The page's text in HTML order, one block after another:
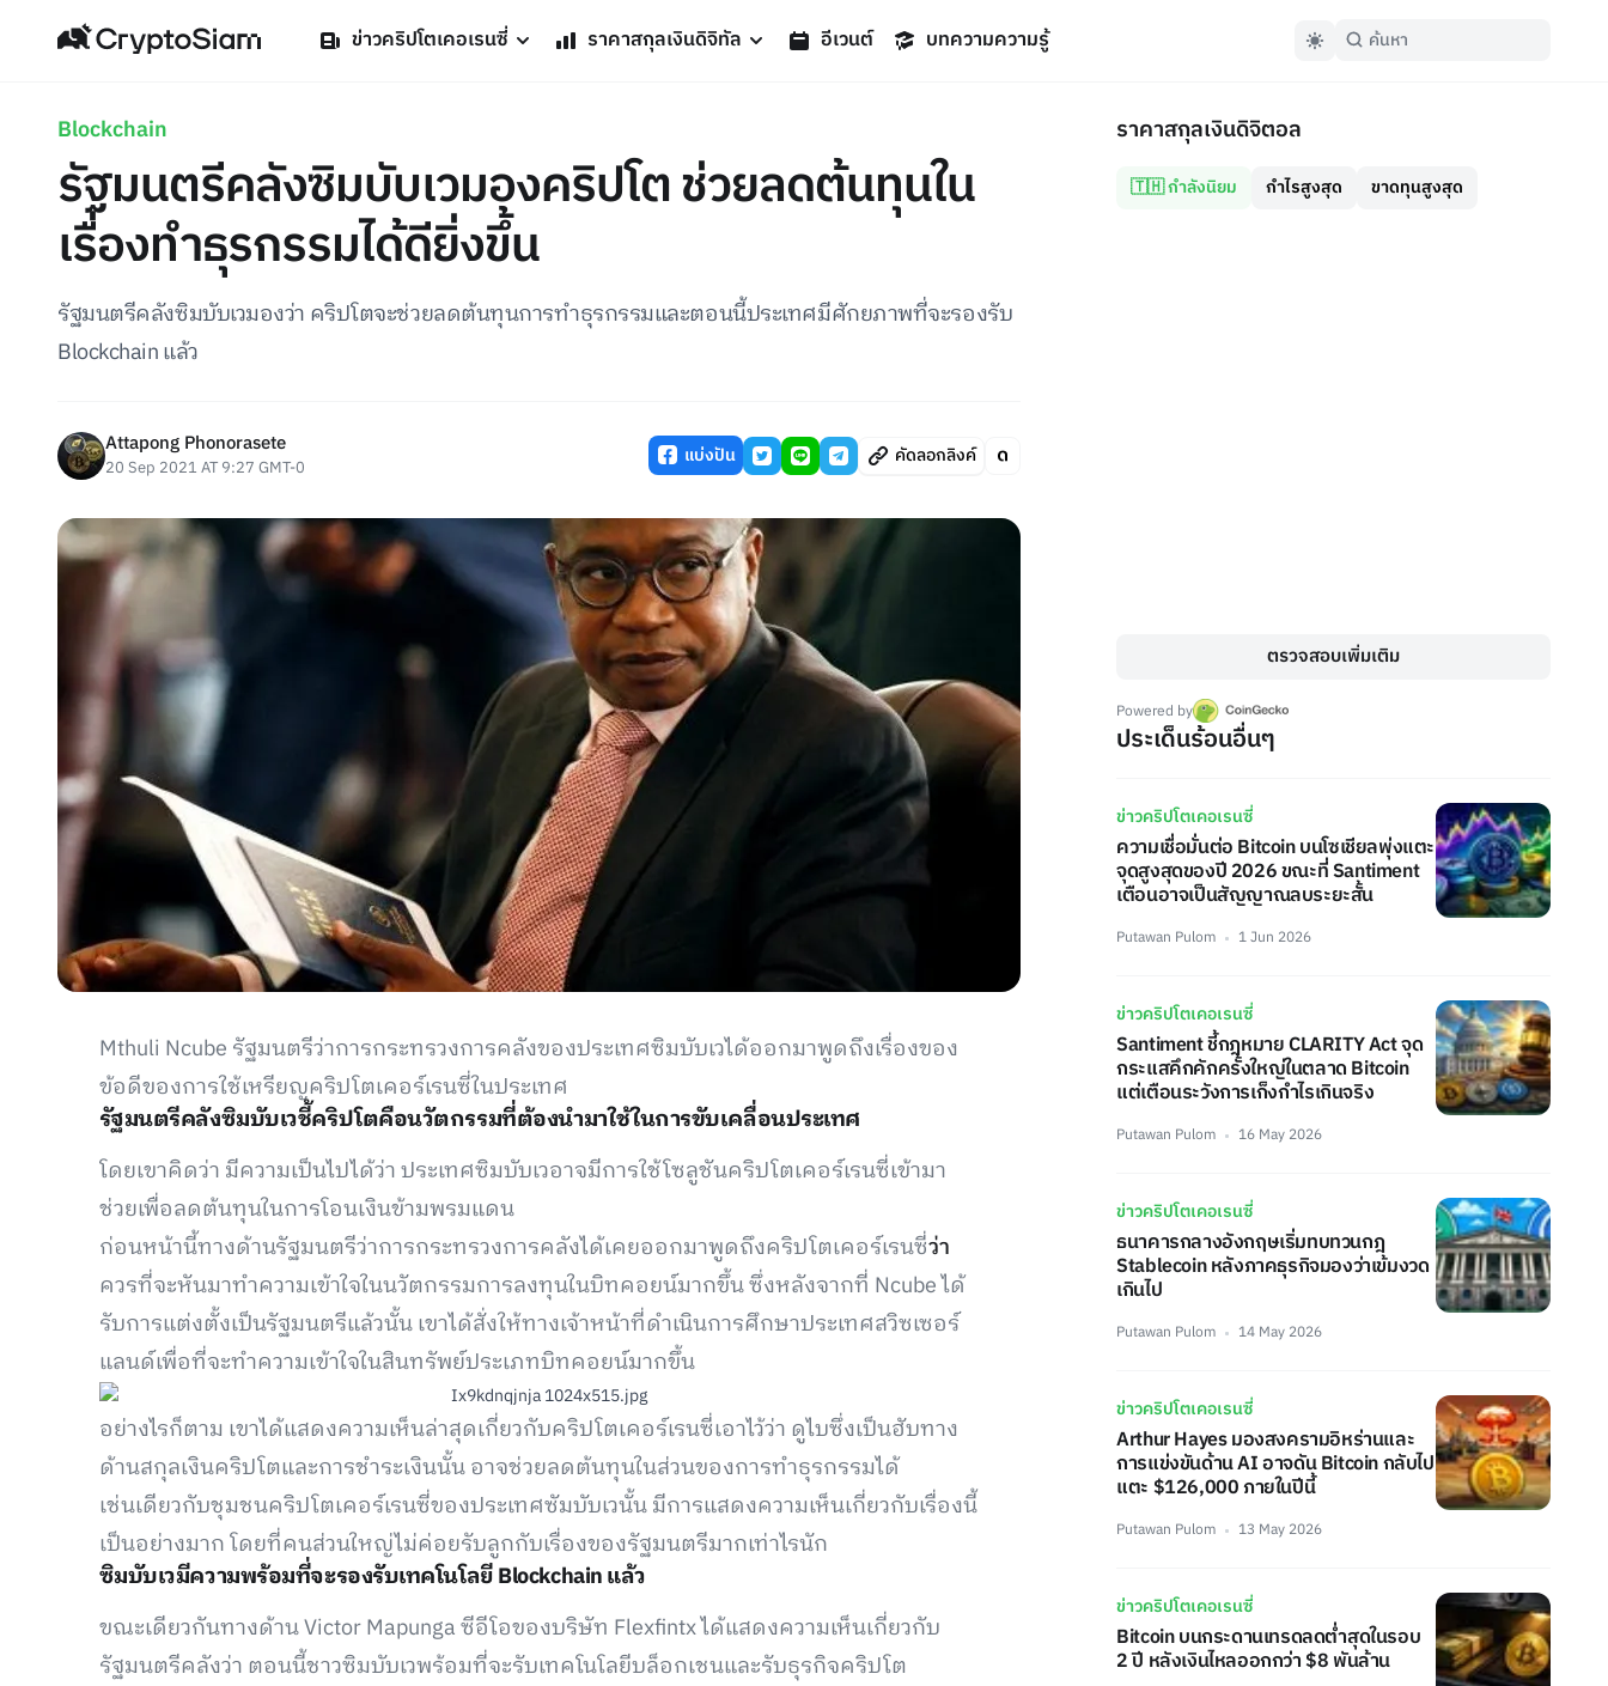
ข่าวคริปโตเคอเรนซี่ ราคาสกุลเงินดิจิทัล อีเวนต์ บทความความรู้
Blockchain
รัฐมนตรีคลังซิมบับเวมองคริปโต ช่วยลดต้นทุนใน
เรื่องทำธุรกรรมได้ดียิ่งขึ้น
รัฐมนตรีคลังซิมบับเวมองว่า คริปโตจะช่วยลดต้นทุนการทำธุรกรรมและตอนนี้ประเทศมีศักยภาพที่จะรองรับ
Blockchain แล้ว
Attapong Phonorasete
20 Sep 2021 AT 9:27 GMT-0 แบ่งปัน คัดลอกลิงค์
Mthuli Ncube รัฐมนตรีว่าการกระทรวงการคลังของประเทศซิมบับเวได้ออกมาพูดถึงเรื่องของ
ข้อดีของการใช้เหรียญคริปโตเคอร์เรนซี่ในประเทศ
รัฐมนตรีคลังซิมบับเวชี้คริปโตคือนวัตกรรมที่ต้องนำมาใช้ในการขับเคลื่อนประเทศ
โดยเขาคิดว่า มีความเป็นไปได้ว่า ประเทศซิมบับเวอาจมีการใช้โซลูชันคริปโตเคอร์เรนซี่เข้ามา
ช่วยเพื่อลดต้นทุนในการโอนเงินข้ามพรมแดน
ก่อนหน้านี้ทางด้านรัฐมนตรีว่าการกระทรวงการคลังได้เคยออกมาพูดถึงคริปโตเคอร์เรนซี่ว่า
ควรที่จะหันมาทำความเข้าใจในนวัตกรรมการลงทุนในบิทคอยน์มากขึ้น ซึ่งหลังจากที่ Ncube ได้
รับการแต่งตั้งเป็นรัฐมนตรีแล้วนั้น เขาได้สั่งให้ทางเจ้าหน้าที่ดำเนินการศึกษาประเทศสวิซเซอร์
แลนด์เพื่อที่จะทำความเข้าใจในสินทรัพย์ประเภทบิทคอยน์มากขึ้น
อย่างไรก็ตาม เขาได้แสดงความเห็นล่าสุดเกี่ยวกับคริปโตเคอร์เรนซี่เอาไว้ว่า ดูไบซึ่งเป็นฮับทาง
ด้านสกุลเงินคริปโตและการชำระเงินนั้น อาจช่วยลดต้นทุนในส่วนของการทำธุรกรรมได้
เช่นเดียวกับชุมชนคริปโตเคอร์เรนซี่ของประเทศซัมบับเวนั้น มีการแสดงความเห็นเกี่ยวกับเรื่องนี้
เป็นอย่างมาก โดยที่คนส่วนใหญ่ไม่ค่อยรับลูกกับเรื่องของรัฐมนตรีมากเท่าไรนัก
ซิมบับเวมีความพร้อมที่จะรองรับเทคโนโลยี Blockchain แล้ว
ขณะเดียวกันทางด้าน Victor Mapunga ซีอีโอของบริษัท Flexfintx ได้แสดงความเห็นเกี่ยวกับ
รัฐมนตรีคลังว่า ตอนนี้ชาวซิมบับเวพร้อมที่จะรับเทคโนโลยีบล็อกเชนและรับธุรกิจคริปโต
ราคาสกุลเงินดิจิตอล
🇹🇭 กำลังนิยม กำไรสูงสุด ขาดทุนสูงสุด
ตรวจสอบเพิ่มเติม
Powered by
ประเด็นร้อนอื่นๆ
ข่าวคริปโตเคอเรนซี่
ความเชื่อมั่นต่อ Bitcoin บนโซเชียลพุ่งแตะ
จุดสูงสุดของปี 2026 ขณะที่ Santiment
เตือนอาจเป็นสัญญาณลบระยะสั้น
Putawan Pulom 1 Jun 2026
ข่าวคริปโตเคอเรนซี่
Santiment ชี้กฎหมาย CLARITY Act จุด
กระแสคึกคักครั้งใหญ่ในตลาด Bitcoin
แต่เตือนระวังการเก็งกำไรเกินจริง
Putawan Pulom 16 May 2026
ข่าวคริปโตเคอเรนซี่
ธนาคารกลางอังกฤษเริ่มทบทวนกฎ
Stablecoin หลังภาคธุรกิจมองว่าเข้มงวด
เกินไป
Putawan Pulom 14 May 2026
ข่าวคริปโตเคอเรนซี่
Arthur Hayes มองสงครามอิหร่านและ
การแข่งขันด้าน AI อาจดัน Bitcoin กลับไป
แตะ $126,000 ภายในปีนี้
Putawan Pulom 13 May 2026
ข่าวคริปโตเคอเรนซี่
Bitcoin บนกระดานเทรดลดต่ำสุดในรอบ
2 ปี หลังเงินไหลออกกว่า $8 พันล้าน